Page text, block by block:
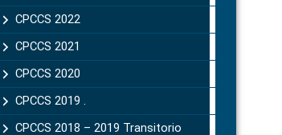
CPCCS 2022
CPCCS 2021
CPCCS 2020
CPCCS 2019 .
CPCCS 2018 – 2019 Transitorio